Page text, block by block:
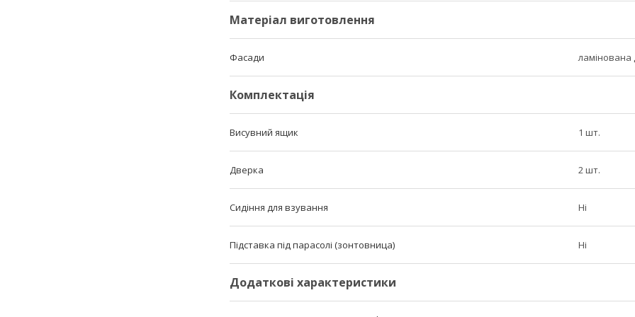
Матеріал виготовлення
Фасади
Комплектація
Висувний ящик 1 шт.
Дверка 2 шт.
Сидіння для взування Ні
Підставка під парасолі (зонтовница) Ні
Додаткові характеристики